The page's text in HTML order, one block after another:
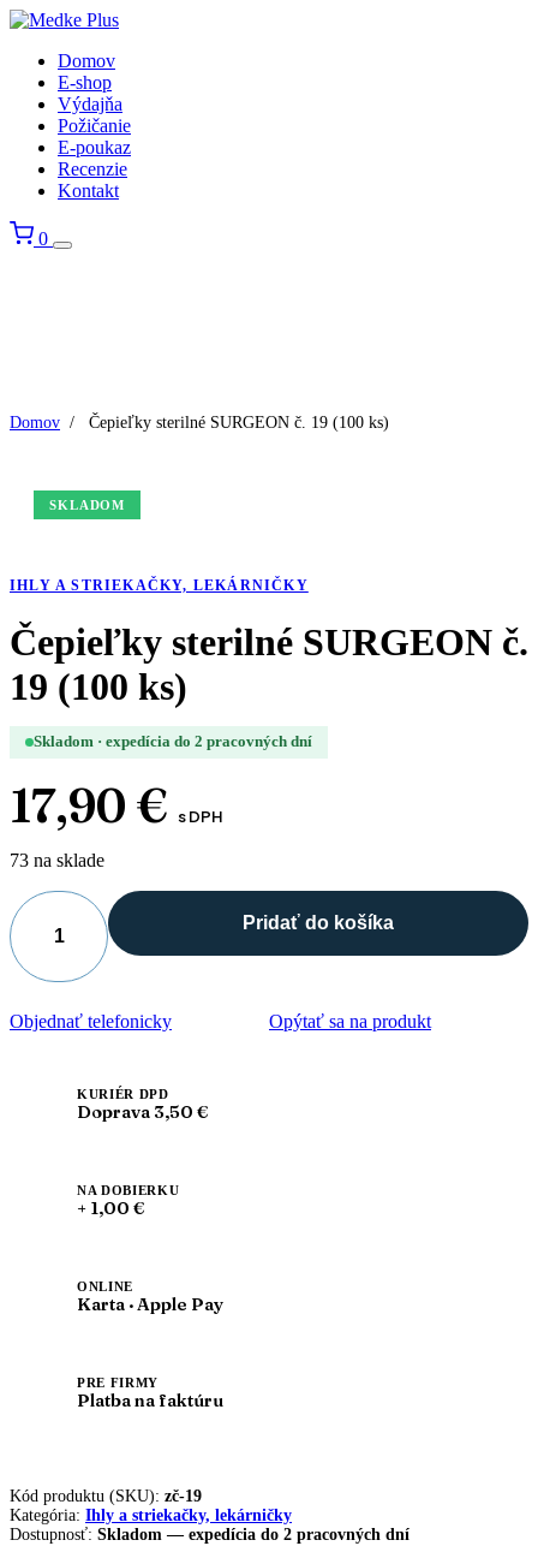
Domov
E-shop
Výdajňa
Požičanie
E-poukaz
Recenzie
Kontakt
0
Domov / Čepieľky sterilné SURGEON č. 19 (100 ks)
SKLADOM
IHLY A STRIEKAČKY, LEKÁRNIČKY
Čepieľky sterilné SURGEON č.
19 (100 ks)
Skladom · expedícia do 2 pracovných dní
17,90 € s DPH
73 na sklade
Pridať do košíka
Objednať telefonicky Opýtať sa na produkt
KURIÉR DPD
Doprava 3,50 €
NA DOBIERKU
+ 1,00 €
ONLINE
Karta · Apple Pay
PRE FIRMY
Platba na faktúru
Kód produktu (SKU): zč-19
Kategória: Ihly a striekačky, lekárničky
Dostupnosť: Skladom — expedícia do 2 pracovných dní